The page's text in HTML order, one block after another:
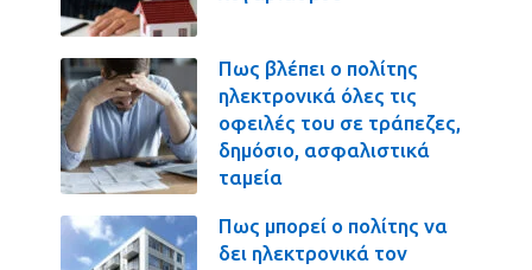
Πως βλέπει ο πολίτης
ηλεκτρονικά όλες τις
οφειλές του σε τράπεζες,
δημόσιο, ασφαλιστικά
ταμεία
Πως μπορεί ο πολίτης να
δει ηλεκτρονικά τον